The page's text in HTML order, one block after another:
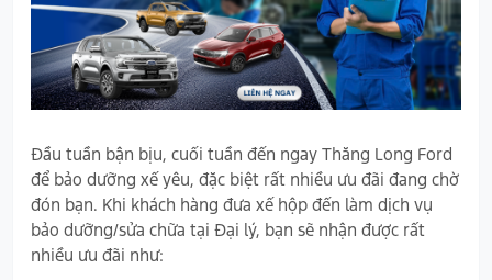
Đầu tuần bận bịu, cuối tuần đến ngay Thăng Long Ford
để bảo dưỡng xế yêu, đặc biệt rất nhiều ưu đãi đang chờ
đón bạn. Khi khách hàng đưa xế hộp đến làm dịch vụ
bảo dưỡng/sửa chữa tại Đại lý, bạn sẽ nhận được rất
nhiều ưu đãi như: